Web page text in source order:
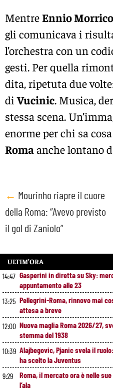
MentreEnnio
gli comunicava i
l’orchestra con un
gesti. Per quella
dita, ripetuta due
diVucinic. Musica,
stessa scena.
enorme per chi sa
Romaanche lontano
Post
navigation
← Mourinho riapre il cuore
della Roma: “Avevo previsto
il gol di Zaniolo”
ULTIM’ORA
14:47 Gasperini in diretta su Sky:
appuntamento alle 23
13:25 Pellegrini-Roma, rinnovo mai
attesa a breve
12:00 Nuova maglia Roma 2026/27,
stemma del 1938
10:39 Alajbegovic, Pjanic svela il
ha scelto la Juventus
9:29
Roma, il mercato ora è nelle
l’ala